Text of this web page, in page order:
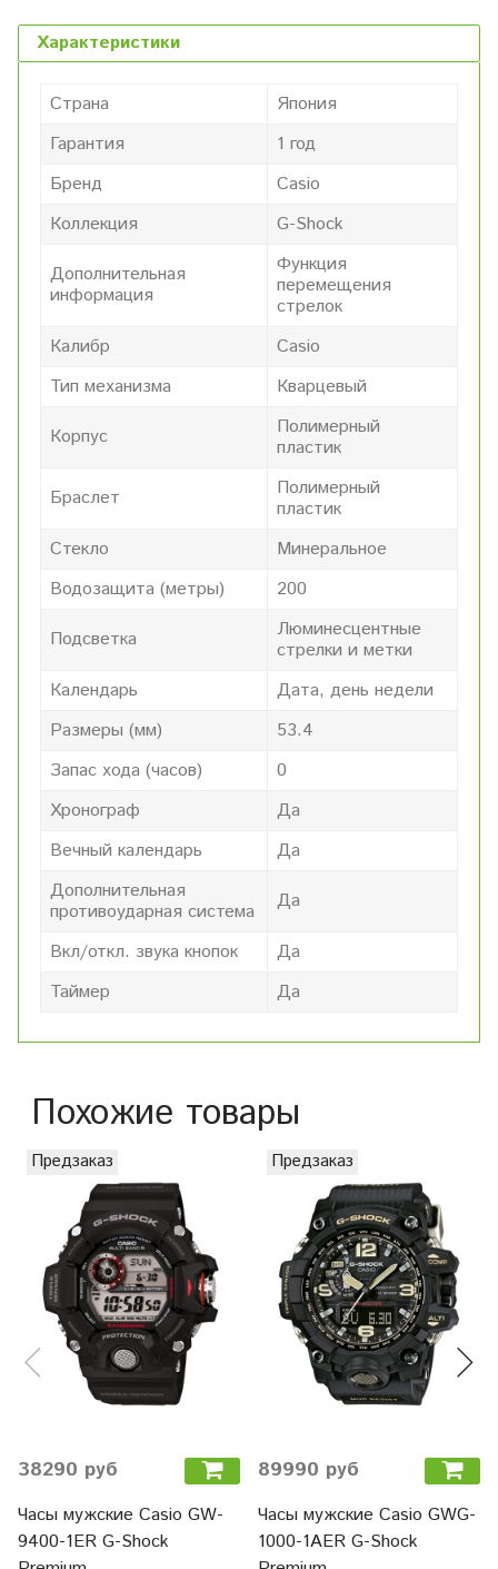
Характеристики
Страна
Япония
Гарантия
1 год
Бренд
Casio
Коллекция
G-Shock
Дополнительная
информация
Функция
перемещения
стрелок
Калибр
Casio
Тип механизма
Кварцевый
Корпус
Полимерный
пластик
Браслет
Полимерный
пластик
Стекло
Минеральное
Водозащита (метры)
200
Подсветка
Люминесцентные
стрелки и метки
Календарь
Дата, день недели
Размеры (мм)
53.4
Запас хода (часов)
0
Хронограф
Да
Вечный календарь
Да
Дополнительная
противоударная система
Да
Вкл/откл. звука кнопок
Да
Таймер
Да
Похожие товары
Предзаказ
38290 руб
Часы мужские Casio GW-
9400-1ER G-Shock
Предзаказ
89990 руб
Часы мужские Casio GWG-
1000-1AER G-Shock